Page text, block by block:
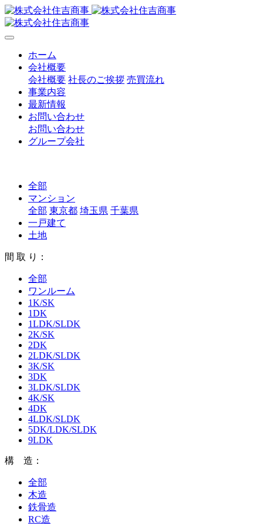
ホーム
会社概要
会社概要 社長のご挨拶 売買流れ
事業内容
最新情報
お問い合わせ
お問い合わせ
グループ会社
全部
マンション
全部 東京都 埼玉県 千葉県
一戸建て
土地
間 取 り：
全部
ワンルーム
1K/SK
1DK
1LDK/SLDK
2K/SK
2DK
2LDK/SLDK
3K/SK
3DK
3LDK/SLDK
4K/SK
4DK
4LDK/SLDK
5DK/LDK/SLDK
9LDK
構 造：
全部
木造
鉄骨造
RC造